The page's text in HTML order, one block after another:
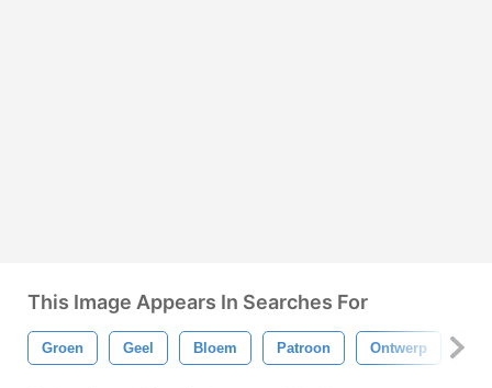
This Image Appears In Searches For
Groen Geel Bloem Patroon Ontwerp